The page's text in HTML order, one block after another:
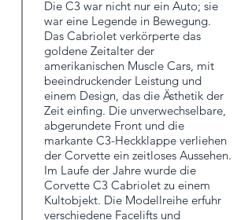
Die C3 war nicht nur ein Auto; sie
war eine Legende in Bewegung.
Das Cabriolet verkörperte das
goldene Zeitalter der
amerikanischen Muscle Cars, mit
beeindruckender Leistung und
einem Design, das die Ästhetik der
Zeit einfing. Die unverwechselbare,
abgerundete Front und die
markante C3-Heckklappe verliehen
der Corvette ein zeitloses Aussehen.
Im Laufe der Jahre wurde die
Corvette C3 Cabriolet zu einem
Kultobjekt. Die Modellreihe erfuhr
verschiedene Facelifts und